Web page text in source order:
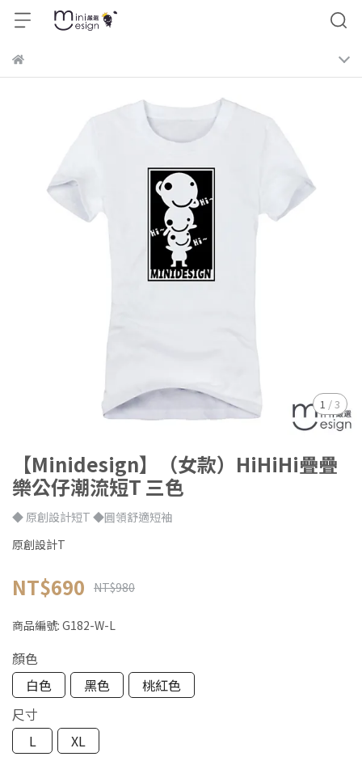
1 /3
【Minidesign】（女款）HiHiHi疊疊
樂公仔潮流短T 三色
◆ 原創設計短T ◆圓領舒適短袖
原創設計T
NT$690 NT$980
商品編號: G182-W-L
顏色
白色
黑色
桃紅色
尺寸
L
XL